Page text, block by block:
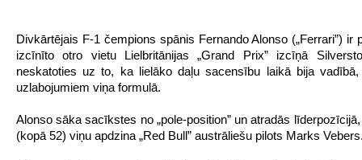
Divkārtējais F-1 čempions spānis Fernando Alonso („Ferrari”) ir
izcīnīto otro vietu Lielbritānijas „Grand Prix” izcīņā
neskatoties uz to, ka lielāko daļu sacensību laikā bija
uzlabojumiem viņa formulā.
Alonso sāka sacīkstes no „pole-position” un atradās
(kopā 52) viņu apdzina „Red Bull” austrāliešu pilots Marks